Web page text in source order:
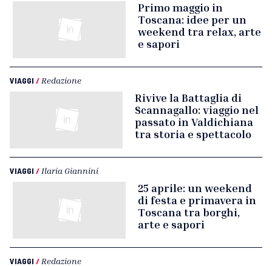
Primo maggio in
Toscana: idee per un
weekend tra relax, arte
e sapori
VIAGGI / Redazione
Rivive la Battaglia di
Scannagallo: viaggio nel
passato in Valdichiana
tra storia e spettacolo
VIAGGI / Ilaria Giannini
25 aprile: un weekend
di festa e primavera in
Toscana tra borghi,
arte e sapori
VIAGGI / Redazione